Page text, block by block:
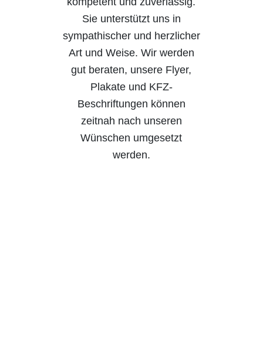
Sie unterstützt uns in
sympathischer und herzlicher
Art und Weise. Wir werden
gut beraten, unsere Flyer,
Plakate und KFZ-
Beschriftungen können
zeitnah nach unseren
Wünschen umgesetzt
werden.